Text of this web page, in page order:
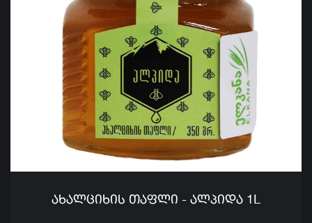
ᲐᲮᲐᲚᲪᲘᲮᲘᲡ ᲗᲐᲤᲚᲘ - ᲐᲚᲞᲘᲓᲐ 1L